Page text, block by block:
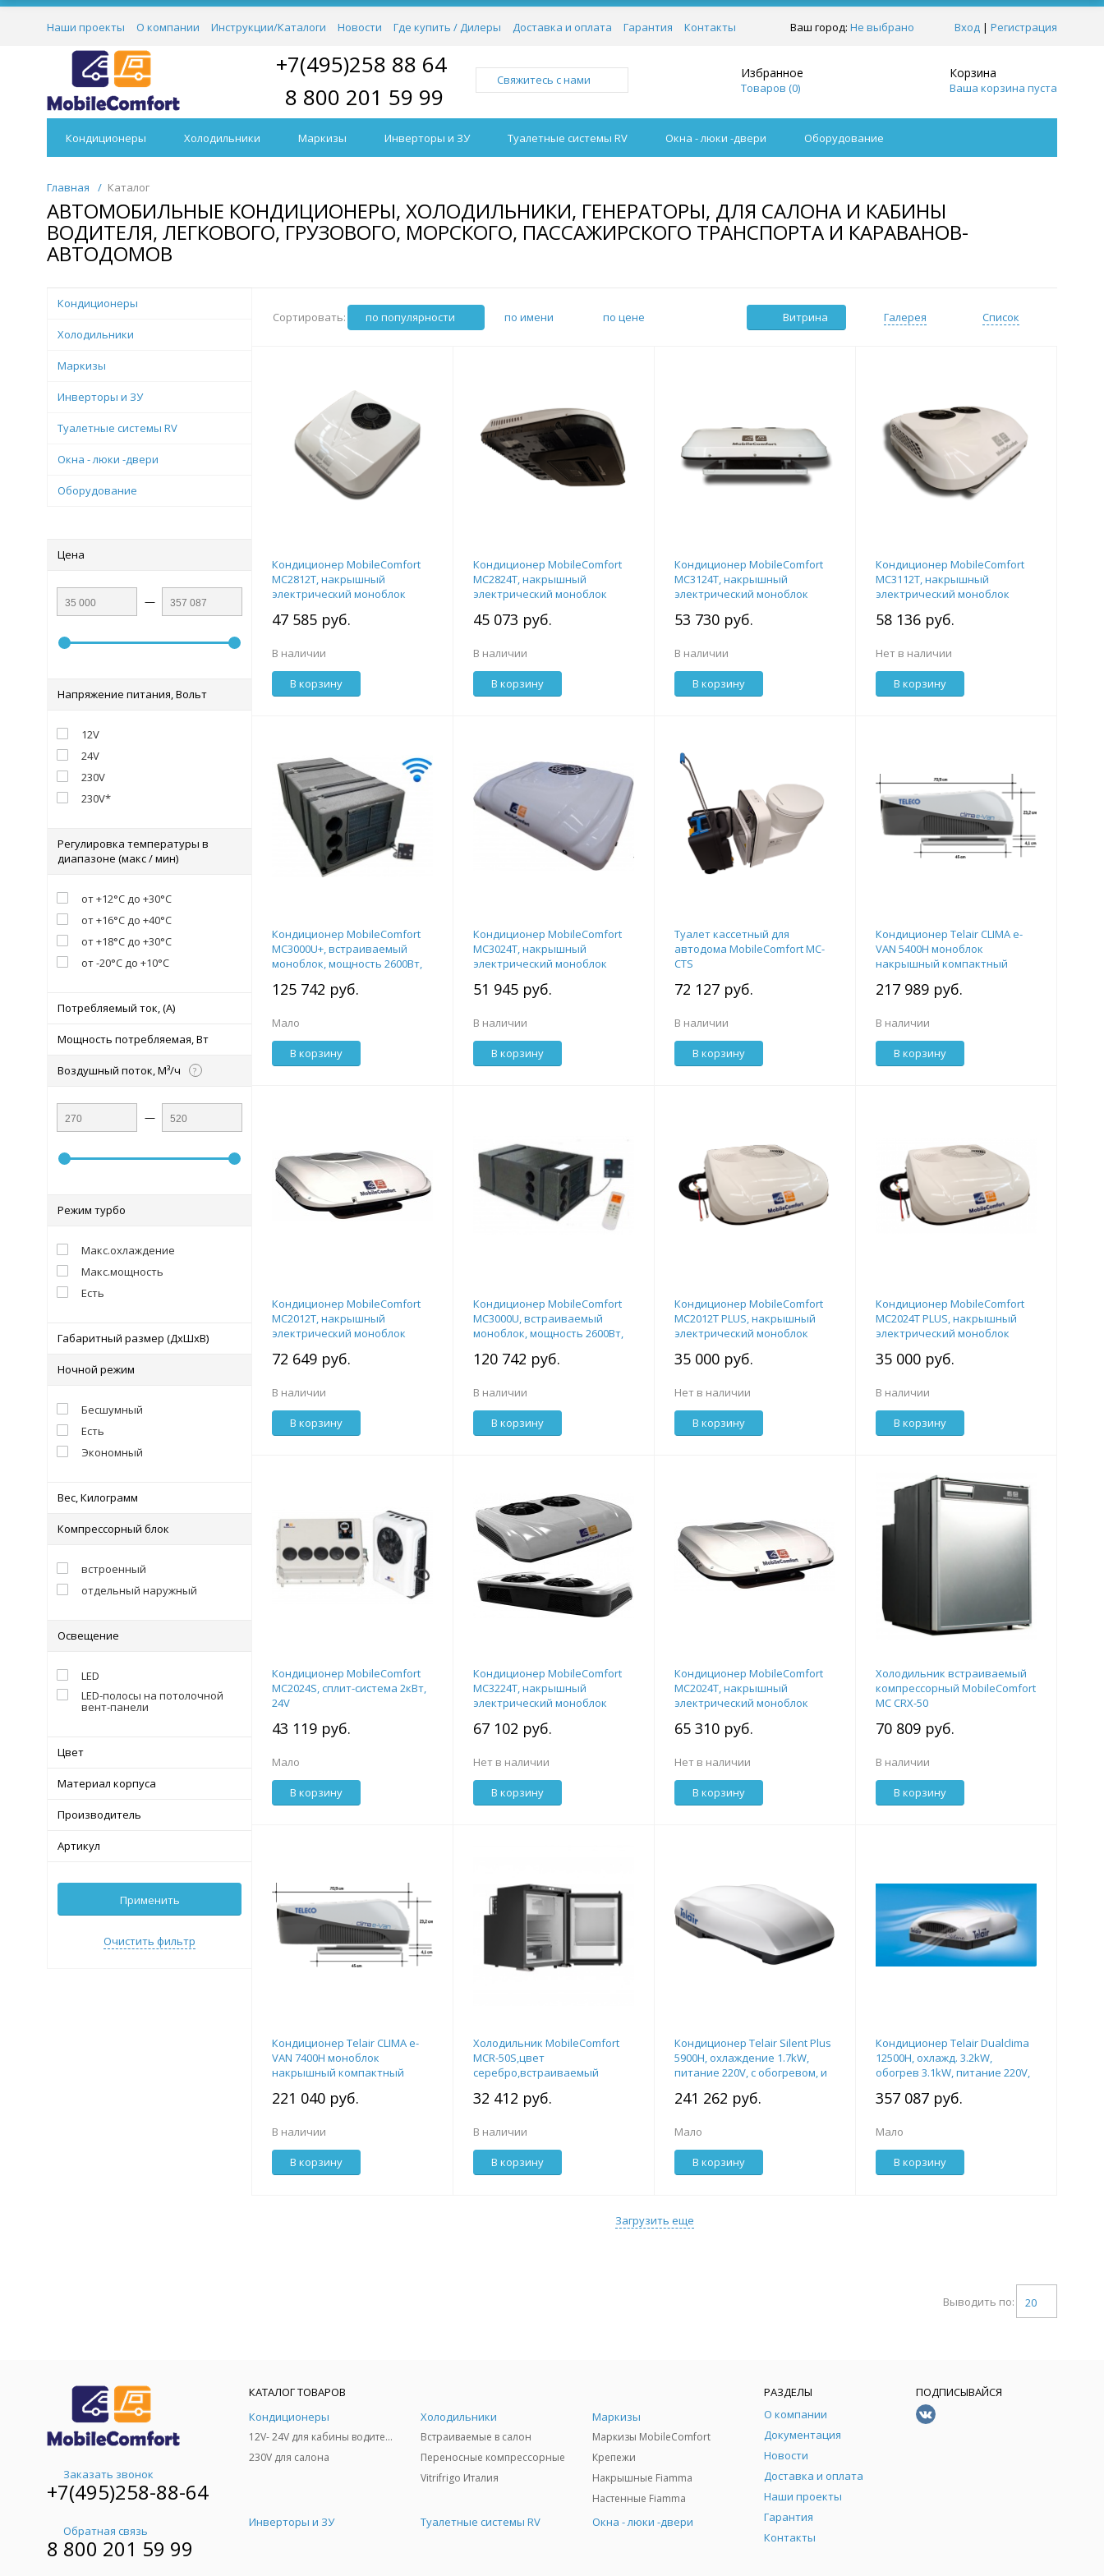
Ваш город: Не выбрано Вход | Регистрация
Наши проекты О компании Инструкции/Каталоги Новости Где купить / Дилеры Доставка и оплата Гарантия Контакты
+7(495)258 88 64
8 800 201 59 99
Свяжитесь с нами Избранное
Товаров (0)
Корзина
Ваша корзина пуста
Кондиционеры Холодильники Маркизы Инверторы и ЗУ Туалетные системы RV Окна - люки -двери Оборудование
Главная / Каталог
АВТОМОБИЛЬНЫЕ КОНДИЦИОНЕРЫ, ХОЛОДИЛЬНИКИ, ГЕНЕРАТОРЫ, ДЛЯ САЛОНА И КАБИНЫ
ВОДИТЕЛЯ, ЛЕГКОВОГО, ГРУЗОВОГО, МОРСКОГО, ПАССАЖИРСКОГО ТРАНСПОРТА И КАРАВАНОВ-
АВТОДОМОВ
Кондиционеры
Холодильники
Маркизы
Инверторы и ЗУ
Туалетные системы RV
Окна - люки -двери
Оборудование
Цена
—
Напряжение питания, Вольт
12V
24V
230V
230V*
Регулировка температуры в
диапазоне (макс / мин)
от +12°С до +30°С
от +16°С до +40°С
от +18°С до +30°С
от -20°С до +10°С
Потребляемый ток, (А)
Мощность потребляемая, Вт
Воздушный поток, М³/ч ?
—
Режим турбо
Макс.охлаждение
Макс.мощность
Есть
Габаритный размер (ДхШхВ)
Ночной режим
Бесшумный
Есть
Экономный
Вес, Килограмм
Компрессорный блок
встроенный
отдельный наружный
Освещение
LED
LED-полосы на потолочной
вент-панели
Цвет
Материал корпуса
Производитель
Артикул
Применить
Очистить фильтр
Список
Галерея
Витрина
Сортировать: по популярности по имени по цене
Кондиционер MobileComfort
MC2812T, накрышный
электрический моноблок
крепежа.
47 585 руб.
В наличии
В корзину
Кондиционер MobileComfort
MC2824T, накрышный
электрический моноблок
крепежа.
45 073 руб.
В наличии
В корзину
Кондиционер MobileComfort
MC3124T, накрышный
электрический моноблок
крепежа
53 730 руб.
В наличии
В корзину
Кондиционер MobileComfort
MC3112T, накрышный
электрический моноблок
крепежа
58 136 руб.
Нет в наличии
В корзину
Кондиционер MobileComfort
MC3000U+, встраиваемый
моноблок, мощность 2600Вт,
125 742 руб.
Мало
В корзину
Кондиционер MobileComfort
MC3024T, накрышный
электрический моноблок
крепежа
51 945 руб.
В наличии
В корзину
Туалет кассетный для
автодома MobileComfort MC-
CTS
72 127 руб.
В наличии
В корзину
Кондиционер Telair CLIMA e-
VAN 5400H моноблок
накрышный компактный
217 989 руб.
В наличии
В корзину
Кондиционер MobileComfort
MC2012T, накрышный
электрический моноблок
крепежа
72 649 руб.
В наличии
В корзину
Кондиционер MobileComfort
MC3000U, встраиваемый
моноблок, мощность 2600Вт,
120 742 руб.
В наличии
В корзину
Кондиционер MobileComfort
MC2012T PLUS, накрышный
электрический моноблок
крепежа
35 000 руб.
Нет в наличии
В корзину
Кондиционер MobileComfort
MC2024T PLUS, накрышный
электрический моноблок
крепежа
35 000 руб.
В наличии
В корзину
Кондиционер MobileComfort
MC2024S, сплит-система 2кВт,
24V
43 119 руб.
Мало
В корзину
Кондиционер MobileComfort
MC3224T, накрышный
электрический моноблок
крепежа
67 102 руб.
Нет в наличии
В корзину
Кондиционер MobileComfort
MC2024T, накрышный
электрический моноблок
крепежа
65 310 руб.
Нет в наличии
В корзину
Холодильник встраиваемый
компрессорный MobileComfort
MC CRX-50
70 809 руб.
В наличии
В корзину
Кондиционер Telair CLIMA e-
VAN 7400H моноблок
накрышный компактный
221 040 руб.
В наличии
В корзину
Холодильник MobileComfort
MCR-50S,цвет
серебро,встраиваемый
12/24В, с морозилкой
32 412 руб.
В наличии
В корзину
Кондиционер Telair Silent Plus
5900H, охлаждение 1.7kW,
питание 220V, с обогревом, и
241 262 руб.
Мало
В корзину
Кондиционер Telair Dualclima
12500H, охлажд. 3.2kW,
обогрев 3.1kW, питание 220V,
357 087 руб.
Мало
В корзину
Загрузить еще
Выводить по: 20
Заказать звонок
+7(495)258-88-64
Обратная связь
8 800 201 59 99
КАТАЛОГ ТОВАРОВ
Кондиционеры
12V- 24V для кабины водителя
230V для салона
Холодильники
Встраиваемые в салон
Переносные компрессорные
Vitrifrigo Италия
Маркизы
Маркизы МobileComfort
Крепежи
Накрышные Fiamma
Настенные Fiamma
Инверторы и ЗУ Туалетные системы RV Окна - люки -двери
РАЗДЕЛЫ
О компании
Документация
Новости
Доставка и оплата
Наши проекты
Гарантия
Контакты
ПОДПИСЫВАЙСЯ